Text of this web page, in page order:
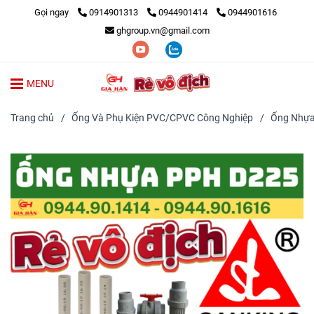
Gọi ngay 0914901313 0944901414
0944901616
ghgroup.vn@gmail.com
MENU
Trang chủ / Ống Và Phụ Kiện PVC/CPVC Công Nghiệp / Ống